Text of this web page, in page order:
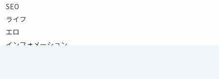
SEO
ライフ
エロ
インフォメーション